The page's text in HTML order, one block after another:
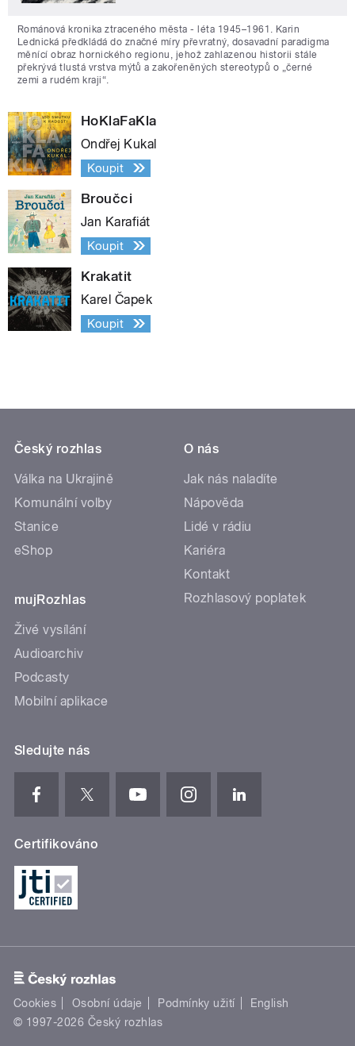
Románová kronika ztraceného města - léta 1945–1961. Karin
Lednická předkládá do značné míry převratný, dosavadní paradigma
měnící obraz hornického regionu, jehož zahlazenou historii stále
překrývá tlustá vrstva mýtů a zakořeněných stereotypů o „černé
zemi a rudém kraji“.
HoKlaFaKla
Ondřej Kukal
Koupit
Broučci
Jan Karafiát
Koupit
Krakatit
Karel Čapek
Koupit
Český rozhlas
Válka na Ukrajině
Komunální volby
Stanice
eShop
mujRozhlas
Živé vysílání
Audioarchiv
Podcasty
Mobilní aplikace
O nás
Jak nás naladíte
Nápověda
Lidé v rádiu
Kariéra
Kontakt
Rozhlasový poplatek
Sledujte nás
Certifikováno
Cookies Osobní údaje Podmínky užití
English
© 1997-2026 Český rozhlas